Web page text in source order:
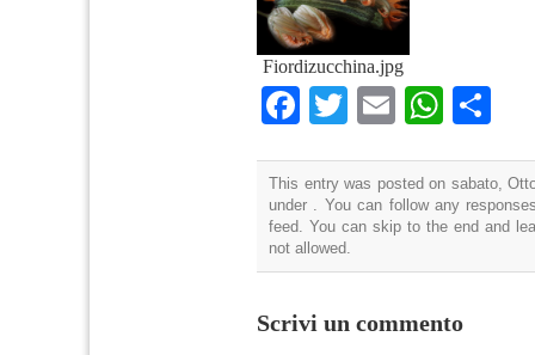
Fiordizucchina.jpg
Facebook
TwitterEmail
This entry was posted on sabato,
under . You can follow any
feed. You can skip to the end and
not allowed.
Scrivi un commento